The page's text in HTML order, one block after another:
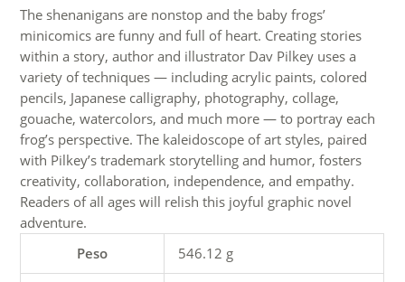
The shenanigans are nonstop and the baby frogs’
minicomics are funny and full of heart. Creating stories
within a story, author and illustrator Dav Pilkey uses a
variety of techniques — including acrylic paints, colored
pencils, Japanese calligraphy, photography, collage,
gouache, watercolors, and much more — to portray each
frog’s perspective. The kaleidoscope of art styles, paired
with Pilkey’s trademark storytelling and humor, fosters
creativity, collaboration, independence, and empathy.
Readers of all ages will relish this joyful graphic novel
adventure.
Peso
546.12 g